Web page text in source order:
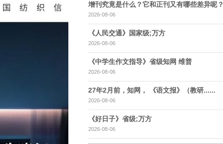
增刊究竟是什么？它和正刊又有哪些差异呢？
2026-08-06
《人民交通》国家级;万方
2026-08-06
《中学生作文指导》省级知网 维普
2026-08-06
27年2月前，知网， 《语文报》（教研......
2026-08-06
《好日子》省级;万方
2026-08-06